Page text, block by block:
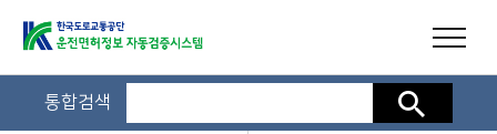
통합검색 검색